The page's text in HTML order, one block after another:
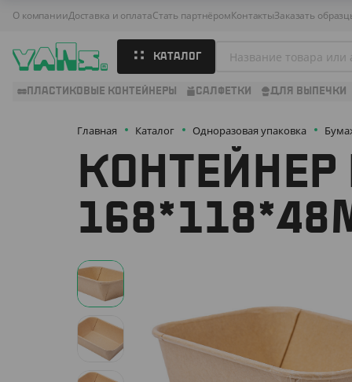
О компанииДоставка и оплатаСтать партнёромКонтактыЗаказать
КАТАЛОГ
ПЛАСТИКОВЫЕ КОНТЕЙНЕРЫ САЛФЕТКИ ДЛЯ ВЫПЕЧКИ
Главная Каталог Одноразовая упаковка
КОНТЕЙНЕР